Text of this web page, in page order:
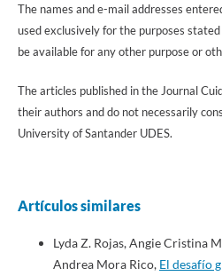
The names and e-mail addresses
used exclusively for the purposes
be available for any other purpose or
The articles published in the Journal
their authors and do not necessarily
University of Santander UDES.
Artículos similares
Lyda Z. Rojas, Angie Cristina
Andrea Mora Rico, El desafío